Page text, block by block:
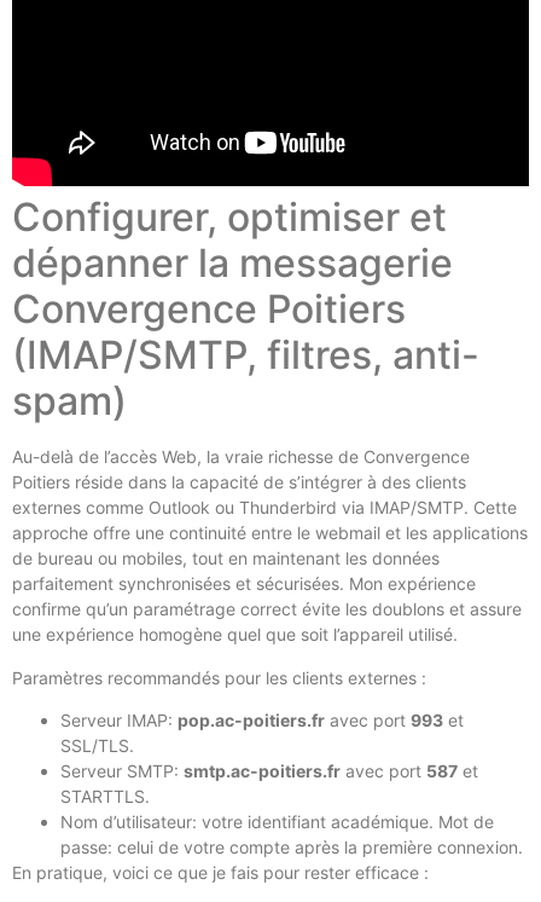
Configurer, optimiser et
dépanner la messagerie
Convergence Poitiers
(IMAP/SMTP, filtres, anti-
spam)
Au-delà de l’accès Web, la vraie richesse de Convergence
Poitiers réside dans la capacité de s’intégrer à des clients
externes comme Outlook ou Thunderbird via IMAP/SMTP. Cette
approche offre une continuité entre le webmail et les applications
de bureau ou mobiles, tout en maintenant les données
parfaitement synchronisées et sécurisées. Mon expérience
confirme qu’un paramétrage correct évite les doublons et assure
une expérience homogène quel que soit l’appareil utilisé.
Paramètres recommandés pour les clients externes :
Serveur IMAP: pop.ac-poitiers.fr avec port 993 et
SSL/TLS.
Serveur SMTP: smtp.ac-poitiers.fr avec port 587 et
STARTTLS.
Nom d’utilisateur: votre identifiant académique. Mot de
passe: celui de votre compte après la première connexion.
En pratique, voici ce que je fais pour rester efficace :